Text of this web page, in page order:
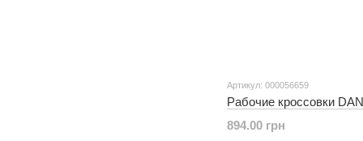
Артикул: 000056659
Рабочие кроссовки
894.00 грн